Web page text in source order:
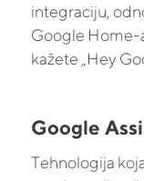
integraciju,
Google Home-
kažete „Hey
Google
Tehnologija